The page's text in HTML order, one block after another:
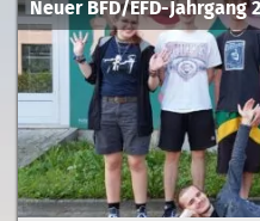
Neuer BFD/EFD-Jahrgang